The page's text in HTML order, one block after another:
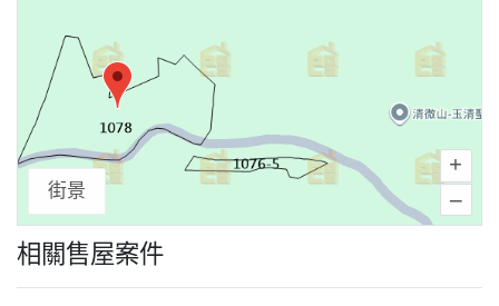
+
–
街景
相關售屋案件